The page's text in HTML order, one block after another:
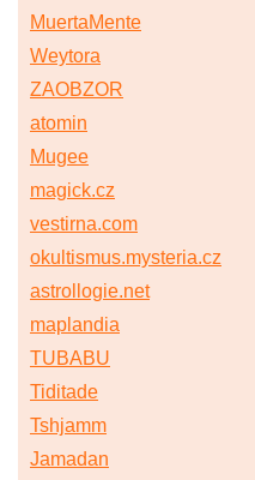
MuertaMente
Weytora
ZAOBZOR
atomin
Mugee
magick.cz
vestirna.com
okultismus.mysteria.cz
astrollogie.net
maplandia
TUBABU
Tiditade
Tshjamm
Jamadan